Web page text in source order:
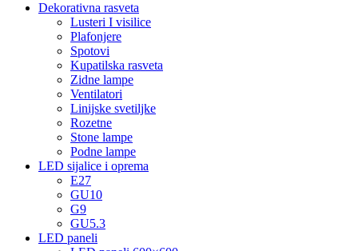
Dekorativna rasveta
Lusteri I visilice
Plafonjere
Spotovi
Kupatilska rasveta
Zidne lampe
Ventilatori
Linijske svetiljke
Rozetne
Stone lampe
Podne lampe
LED sijalice i oprema
E27
GU10
G9
GU5.3
LED paneli